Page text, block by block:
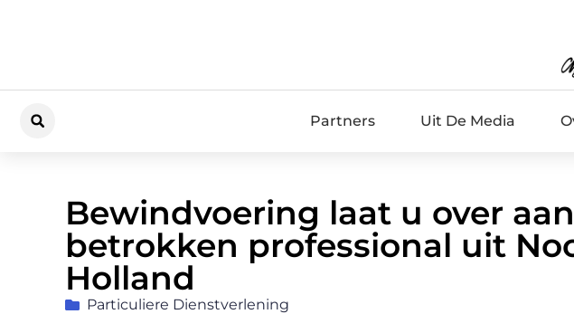
Partners Uit De Media
Bewindvoering laat u over
betrokken professional uit
Holland
Particuliere Dienstverlening